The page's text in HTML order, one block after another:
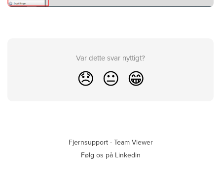
Var dette svar nyttigt?
😞 😐 😁
Fjernsupport - Team Viewer
Følg os på Linkedin